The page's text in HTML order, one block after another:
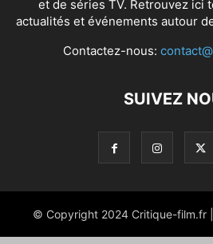
et de séries TV. Retrouvez ici
actualités et événements autour
Contactez-nous:
SUIVEZ
© Copyright 2024 Critique-film.fr